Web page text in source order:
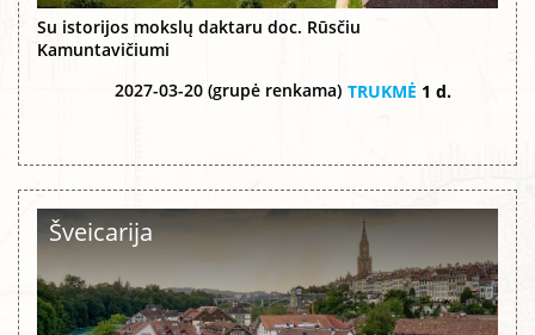
Su istorijos mokslų daktaru doc. Rūsčiu
Kamuntavičiumi
2027-03-20 (grupė renkama) TRUKMĖ 1 d.
Šveicarija